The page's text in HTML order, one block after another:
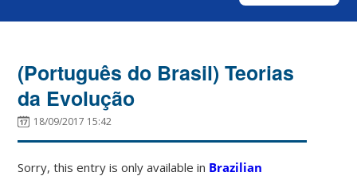
(Português do Brasil) Teorias
da Evolução
18/09/2017 15:42
Sorry, this entry is only available in Brazilian